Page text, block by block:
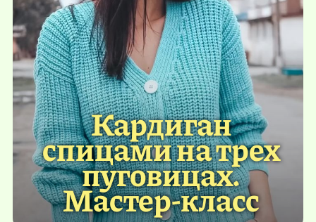
Кардиган
спицами на трех
пуговицах.
Мастер-класс